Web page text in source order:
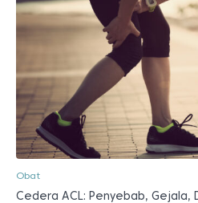
Obat
Cedera ACL: Penyebab, Gejala,